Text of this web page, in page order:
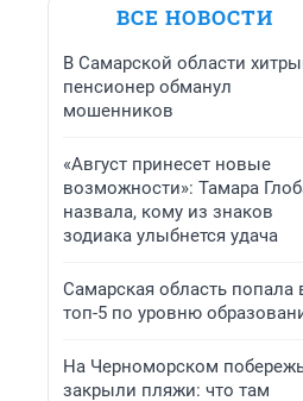
ВСЕ НОВОСТИ
В Самарской области
пенсионер обманул
мошенников
«Август принесет новые
возможности»: Тамара
назвала, кому из знаков
зодиака улыбнется удача
Самарская область попала
топ-5 по уровню
На Черноморском
закрыли пляжи: что там